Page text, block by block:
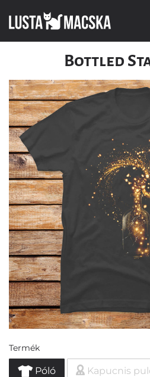
Bottled
Termék
Póló Kapucnis